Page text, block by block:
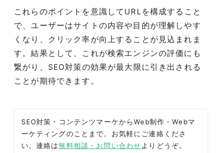
これらのポイントを意識してURLを構成すること
で、ユーザーはサイトの内容や目的が理解しやす
くなり、クリック率が向上することが見込まれま
す。結果として、これが検索エンジンの評価にも
繋がり、SEO対策の効果が最大限に引き出される
ことが期待できます。
SEO対策・コンテンツマーケからWeb制作・Webマ
ーケティングのことまで。お気軽にご連絡くださ
い。連絡は無料相談・お問い合わせよりどうぞ。